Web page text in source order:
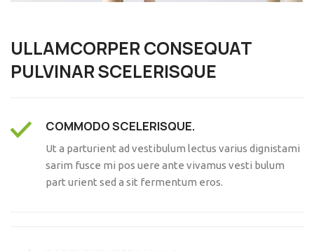
ULLAMCORPER CONSEQUAT
PULVINAR SCELERISQUE
COMMODO SCELERISQUE.
Ut a parturient ad vestibulum lectus varius dignistami
sarim fusce mi pos uere ante vivamus vesti bulum
part urient sed a sit fermentum eros.